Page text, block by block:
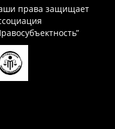
права защищает